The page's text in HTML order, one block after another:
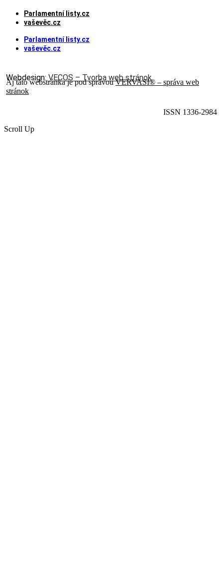
Parlamentní listy.cz
vaševěc.cz
Parlamentní listy.cz
vaševěc.cz
Webdesign:VECOS – Tvorba web stránok
Aj táto webstránka je pod správouVERVASI® – správa web
stránok
ISSN 1336-2984
Scroll Up